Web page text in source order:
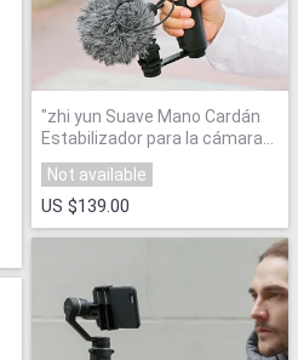
"zhi yun Suave Mano Cardán
Estabilizador para la cámara
del iPhone"
Not available
US $139.00